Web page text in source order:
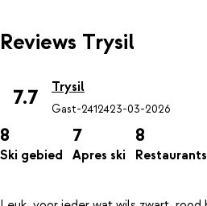
Reviews Trysil
7.7 Trysil
Gast-2412423-03-2026
8
Ski gebied
7
Apres ski
8
Restaurants